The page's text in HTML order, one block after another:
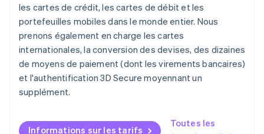
les cartes de crédit, les cartes de débit et les
portefeuilles mobiles dans le monde entier. Nous
prenons également en charge les cartes
internationales, la conversion des devises, des dizaines
de moyens de paiement (dont les virements bancaires)
et l'authentification 3D Secure moyennant un
supplément.
Informations sur les tarifs
Toutes les
États-Unis
EnglishEspañol简体中文
Finlande
EnglishSvenska
France
Français English
Gibraltar
English
Hongrie